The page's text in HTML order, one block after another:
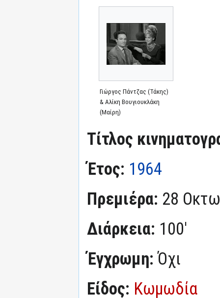
Γιώργος Πάντζας (Τάκης)
& Αλίκη Βουγιουκλάκη
(Μαίρη)
Τίτλος
Έτος: 1964
Πρεμιέρα: 28
Διάρκεια: 100'
Έγχρωμη:Όχι
Είδος: Κωμωδία